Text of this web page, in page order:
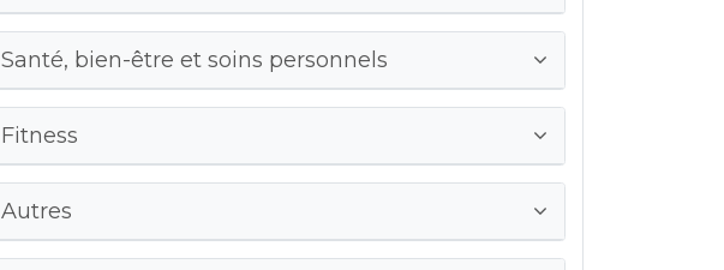
Santé, bien-être et soins personnels
Fitness
Autres